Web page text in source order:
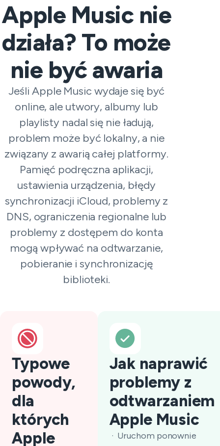
Apple Music nie
działa? To może
nie być awaria
Jeśli Apple Music wydaje się być
online, ale utwory, albumy lub
playlisty nadal się nie ładują,
problem może być lokalny, a nie
związany z awarią całej platformy.
Pamięć podręczna aplikacji,
ustawienia urządzenia, błędy
synchronizacji iCloud, problemy z
DNS, ograniczenia regionalne lub
problemy z dostępem do konta
mogą wpływać na odtwarzanie,
pobieranie i synchronizację
biblioteki.
Typowe
powody,
dla
których
Apple
Jak naprawić
problemy z
odtwarzaniem
Apple Music
Uruchom ponownie